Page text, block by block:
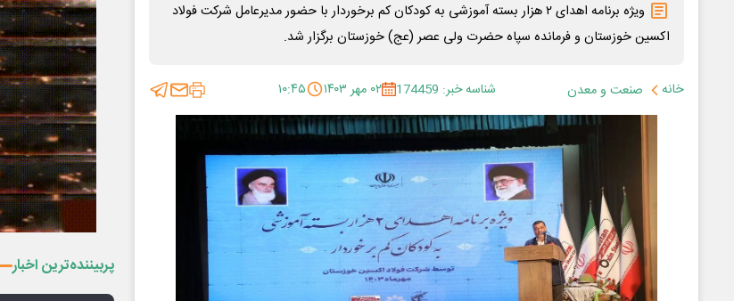
ویژه برنامه اهدای ۲ هزار بسته آموزشی به کودکان کم برخوردار با حضور مدیرعامل شرکت فولاد
اکسین خوزستان و فرمانده سپاه حضرت ولی عصر (عج) خوزستان برگزار شد.
خانه صنعت و معدن شناسه خبر: 174459 ۰۲ مهر ۱۴۰۳ ۱۰:۴۵
پربیننده‌ترین اخبار